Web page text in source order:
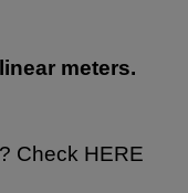
meters.
Check HERE